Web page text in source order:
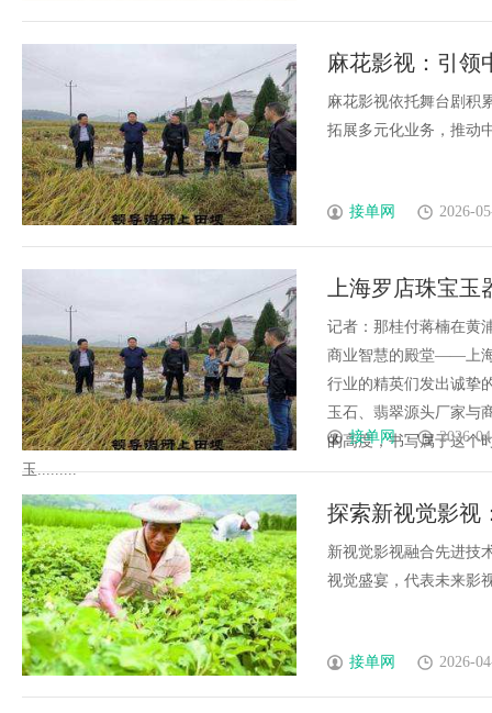
麻花影视：引领
麻花影视依托舞台剧积
拓展多元化业务，推动
接单网 2026-
上海罗店珠宝
新篇章
记者：那桂付蒋楠在黄
商业智慧的殿堂——上
行业的精英们发出诚挚
玉石、翡翠源头厂家与
的高度，书写属于这个
玉.........
接单网 2026-
探索新视觉影视
新视觉影视融合先进技
视觉盛宴，代表未来影
接单网 2026-